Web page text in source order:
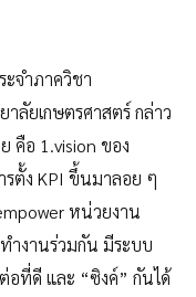
จำภาควิชา
ลัยเกษตรศาสตร์ กล่าว
คือ 1.vision ของ
รตั้ง KPI ขึ้นมาลอย ๆ
หน่วยงาน
ำงานร่วมกัน มีระบบ
อที่ดี และ “ซิงค์” กันได้